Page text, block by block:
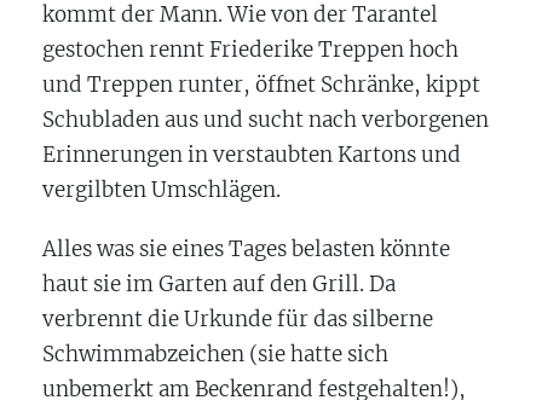
kommt der Mann. Wie von der Tarantel
gestochen rennt Friederike Treppen hoch
und Treppen runter, öffnet Schränke, kippt
Schubladen aus und sucht nach verborgenen
Erinnerungen in verstaubten Kartons und
vergilbten Umschlägen.
Alles was sie eines Tages belasten könnte
haut sie im Garten auf den Grill. Da
verbrennt die Urkunde für das silberne
Schwimmabzeichen (sie hatte sich
unbemerkt am Beckenrand festgehalten!),